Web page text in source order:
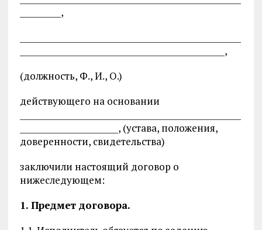
__________,
__________________________________________________,
(должность, Ф., И., О.)
действующего на основании
________________________, (устава, положения,
доверенности, свидетельства)
заключили настоящий договор о
нижеследующем:
1. Предмет договора.